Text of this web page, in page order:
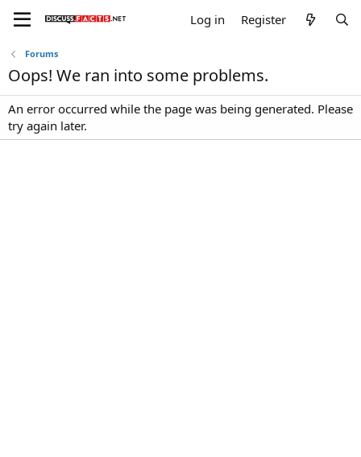
Log in Register
Forums
Oops! We ran into some problems.
An error occurred while the page was being generated. Please
try again later.